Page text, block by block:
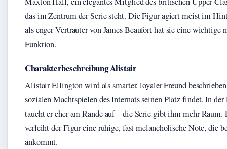
das im Zentrum der Serie steht. Die Figur agiert meist im
als enger Vertrauter von James Beaufort hat sie eine wichtige
Funktion.
Charakterbeschreibung Alistair
Alistair Ellington wird als smarter, loyaler Freund
sozialen Machtspielen des Internats seinen Platz findet. In der
taucht er eher am Rande auf – die Serie gibt ihm mehr Raum.
verleiht der Figur eine ruhige, fast melancholische Note, die
ankommt.